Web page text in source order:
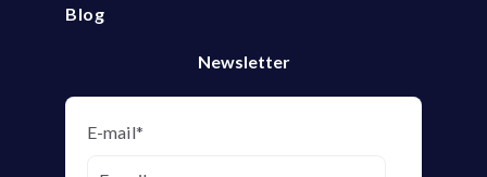
Blog
Newsletter
E-mail*